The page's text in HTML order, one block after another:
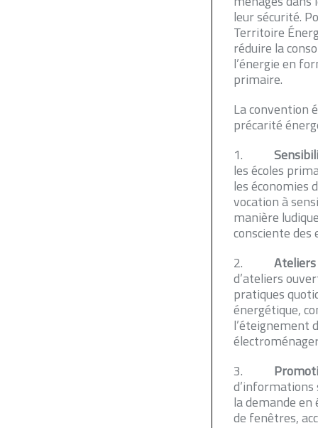
leur sécurité.
Territoire
réduire la
l’énergie en
primaire.
La convention
précarité
1.
les écoles
les économies
vocation à
manière
consciente des
2. Ateliers
d’ateliers
pratiques
énergétique,
l’éteignement
3.
la demande en
de fenêtres,